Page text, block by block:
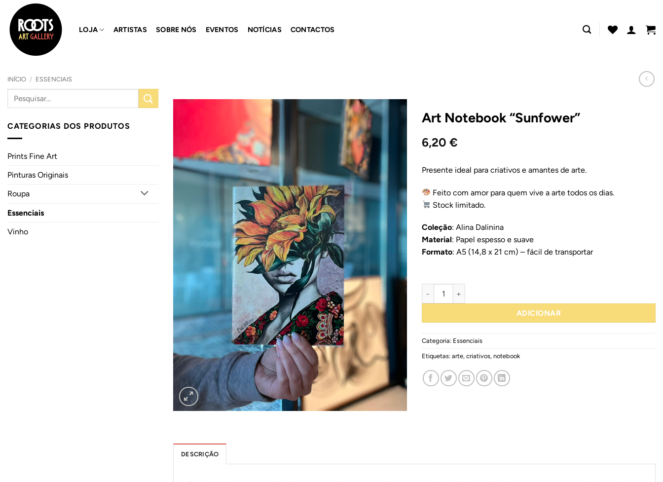
content
LOJA ARTISTAS SOBRE NÓS EVENTOS NOTÍCIAS CONTACTOS
INÍCIO / ESSENCIAIS
CATEGORIAS DOS PRODUTOS
Prints Fine Art
Pinturas Originais
Roupa
Essenciais
Vinho
Art Notebook “Sunfower”
6,20 €
Presente ideal para criativos e amantes de arte.
Feito com amor para quem vive a arte todos os dias.
Stock limitado.
Coleção: Alina Dalinina
Material: Papel espesso e suave
Formato: A5 (14,8 x 21 cm) – fácil de transportar
Quantidade de Art Notebook "Sunfower"
ADICIONAR
Categoria: Essenciais
Etiquetas: arte, criativos, notebook
DESCRIÇÃO